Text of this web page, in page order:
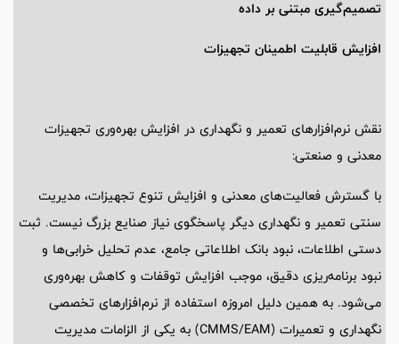
تصمیم‌گیری مبتنی بر داده
افزایش قابلیت اطمینان تجهیزات
نقش نرم‌افزارهای تعمیر و نگهداری در افزایش بهره‌وری تجهیزات
معدنی و صنعتی:
با گسترش فعالیت‌های معدنی و افزایش تنوع تجهیزات، مدیریت
سنتی تعمیر و نگهداری دیگر پاسخگوی نیاز صنایع بزرگ نیست. ثبت
دستی اطلاعات، نبود بانک اطلاعاتی جامع، عدم تحلیل خرابی‌ها و
نبود برنامه‌ریزی دقیق، موجب افزایش توقفات و کاهش بهره‌وری
می‌شود. به همین دلیل امروزه استفاده از نرم‌افزارهای تخصصی
نگهداری و تعمیرات (CMMS/EAM) به یکی از الزامات مدیریت